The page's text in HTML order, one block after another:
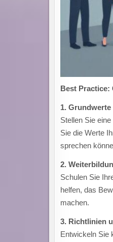
Best Practice:
1.
Stellen Sie
Sie die Werte
sprechen
2.
Schulen Sie
helfen, das
machen.
3. Richtlinien
Entwickeln Sie